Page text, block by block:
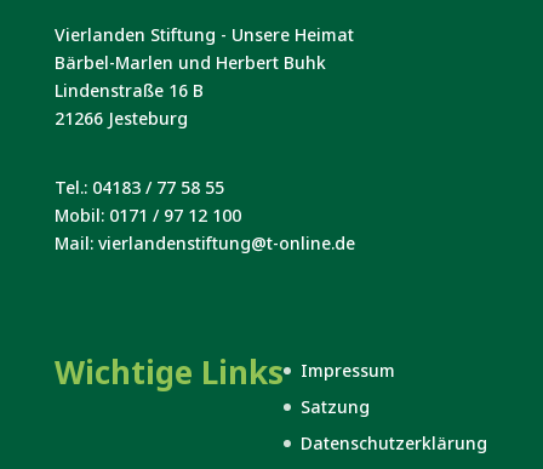
Vierlanden Stiftung - Unsere Heimat
Bärbel-Marlen und Herbert Buhk
Lindenstraße 16 B
21266 Jesteburg
Tel.: 04183 / 77 58 55
Mobil: 0171 / 97 12 100
Mail: vierlandenstiftung@t-online.de
Wichtige Links
Impressum
Satzung
Datenschutzerklärung